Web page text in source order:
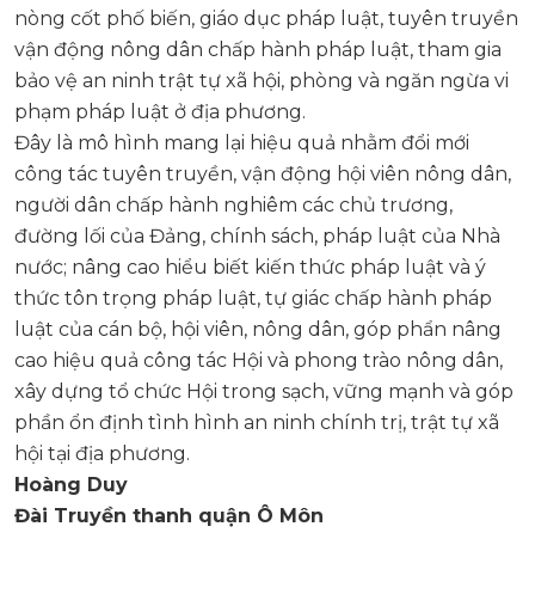
nòng cốt phố biến, giáo dục pháp luật, tuyên truyền
vận động nông dân chấp hành pháp luật, tham gia
bảo vệ an ninh trật tự xã hội, phòng và ngăn ngừa vi
phạm pháp luật ở địa phương.
Đây là mô hình mang lại hiệu quả nhằm đổi mới
công tác tuyên truyền, vận động hội viên nông dân,
người dân chấp hành nghiêm các chủ trương,
đường lối của Đảng, chính sách, pháp luật của Nhà
nước; nâng cao hiểu biết kiến thức pháp luật và ý
thức tôn trọng pháp luật, tự giác chấp hành pháp
luật của cán bộ, hội viên, nông dân, góp phẩn nâng
cao hiệu quả công tác Hội và phong trào nông dân,
xây dựng tổ chức Hội trong sạch, vững mạnh và góp
phần ổn định tình hình an ninh chính trị, trật tự xã
hội tại địa phương.
Hoàng Duy
Đài Truyền thanh quận Ô Môn